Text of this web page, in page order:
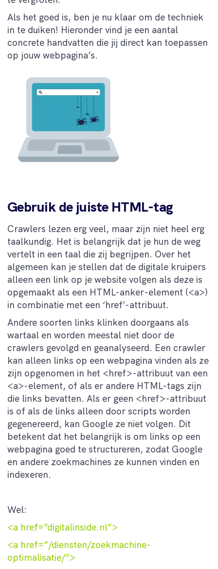
Als het goed is, ben je nu klaar om de techniek
in te duiken! Hieronder vind je een aantal
concrete handvatten die jij direct kan toepassen
op jouw webpagina’s.
Gebruik de juiste HTML-tag
Crawlers lezen erg veel, maar zijn niet heel erg
taalkundig. Het is belangrijk dat je hun de weg
vertelt in een taal die zij begrijpen. Over het
algemeen kan je stellen dat de digitale kruipers
alleen een link op je website volgen als deze is
opgemaakt als een HTML-anker-element (<a>)
in combinatie met een ‘href’-attribuut.
Andere soorten links klinken doorgaans als
wartaal en worden meestal niet door de
crawlers gevolgd en geanalyseerd. Een crawler
kan alleen links op een webpagina vinden als ze
zijn opgenomen in het <href>-attribuut van een
<a>-element, of als er andere HTML-tags zijn
die links bevatten. Als er geen <href>-attribuut
is of als de links alleen door scripts worden
gegenereerd, kan Google ze niet volgen. Dit
betekent dat het belangrijk is om links op een
webpagina goed te structureren, zodat Google
en andere zoekmachines ze kunnen vinden en
indexeren.
Wel:
<a href=”digitalinside.nl”>
<a href=”/diensten/zoekmachine-
optimalisatie/”>